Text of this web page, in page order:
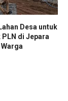
Desa untuk
PLN di Jepara